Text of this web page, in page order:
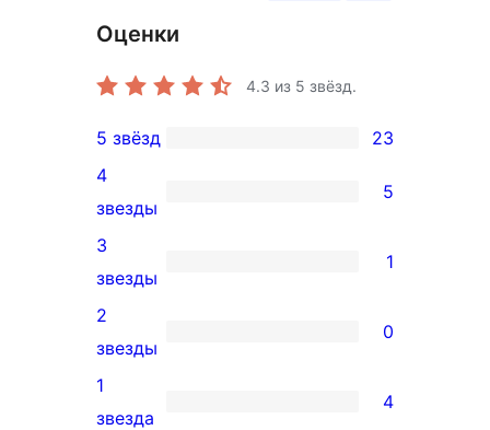
Оценки
4.3 из 5 звёзд.
23
5-
звездный
отзыв
5 звёзд 23
5
4-
звездный
отзыв
4
звезды
5
1
3-
звездный
отзыв
3
звезды
1
0
2-
звездный
2
звезды
0
4
1
звезда
4